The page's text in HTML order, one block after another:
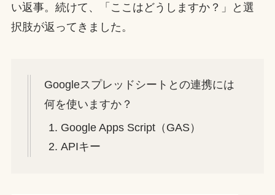
い返事。続けて、「ここはどうしますか？」と選
択肢が返ってきました。
Googleスプレッドシートとの連携には
何を使いますか？
Google Apps Script（GAS）
APIキー